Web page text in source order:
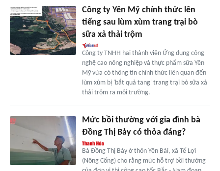
Công ty Yên Mỹ chính thức lên
tiếng sau lùm xùm trang trại bò
sữa xả thải trộm
Công ty TNHH hai thành viên Ứng dụng công
nghệ cao nông nghiệp và thực phẩm sữa Yên
Mỹ vừa có thông tin chính thức liên quan đến
lùm xùm bị 'bắt quả tang' trang trại bò sữa xả
thải trộm ra môi trường.
Mức bồi thường với gia đình bà
Đồng Thị Bảy có thỏa đáng?
Bà Đồng Thị Bảy ở thôn Yên Bái, xã Tế Lợi
(Nông Cống) cho rằng mức hỗ trợ bồi thường